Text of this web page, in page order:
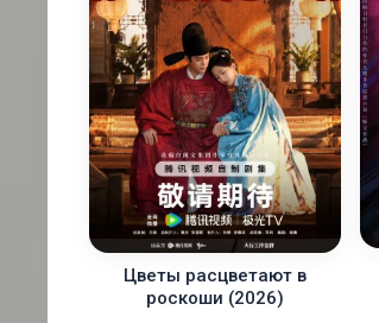
Цветы расцветают в
роскоши (2026)